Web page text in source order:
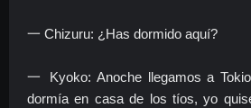
一 Chizuru: ¿Has dormido aquí?
一 Kyoko: Anoche llegamos a
dormía en casa de los tíos, yo